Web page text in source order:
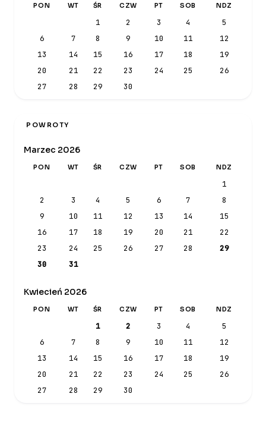
PON WT ŚR CZW PT SOB NDZ
1 2 3 4
5
6
7 8 9 10 11
12
13
14 15 16 17 18
19
20
21 22 23 24 25
26
27
28 29 30
POWROTY
Marzec 2026
PON WT ŚR CZW PT SOB NDZ
1
2
3 4 5 6 7
8
9
10 11 12 13 14
15
16
17 18 19 20 21
22
23
24 25 26 27 28
29
30
31
Kwiecień 2026
PON WT ŚR CZW PT SOB NDZ
1 2 3 4
5
6
7 8 9 10 11
12
13
14 15 16 17 18
19
20
21 22 23 24 25
26
27
28 29 30